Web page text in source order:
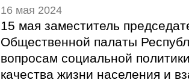
16 мая 2024
15 мая заместитель
Общественной палаты
вопросам социальной
качества жизни населения и